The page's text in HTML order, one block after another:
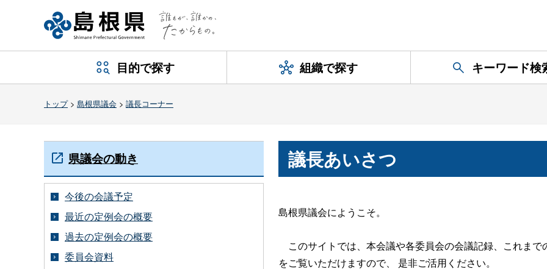
目的で探す 組織で探す キーワード検
トップ> 島根県議会 > 議長コーナー
議長あいさつ
島根県議会にようこそ。
このサイトでは、本会議や各委員会の会議記録、これまで
をご覧いただけますので、
是非ご活用ください。
県議会の動き
今後の会議予定
最近の定例会の概要
過去の定例会の概要
委員会資料